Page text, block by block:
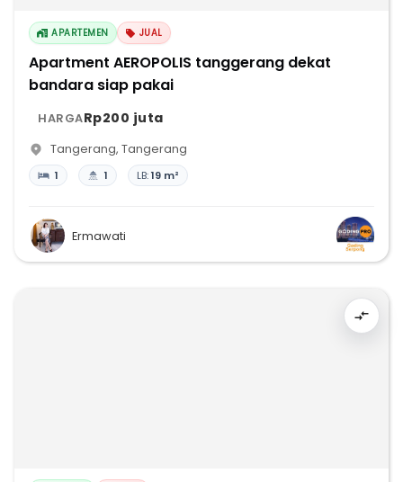
APARTEMEN JUAL
Apartment AEROPOLIS tanggerang dekat
bandara siap pakai
HARGARp200 juta
Tangerang, Tangerang
1 1 LB:19 m²
Ermawati